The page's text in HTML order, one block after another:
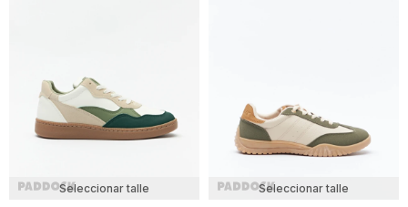
Seleccionar talle Seleccionar talle